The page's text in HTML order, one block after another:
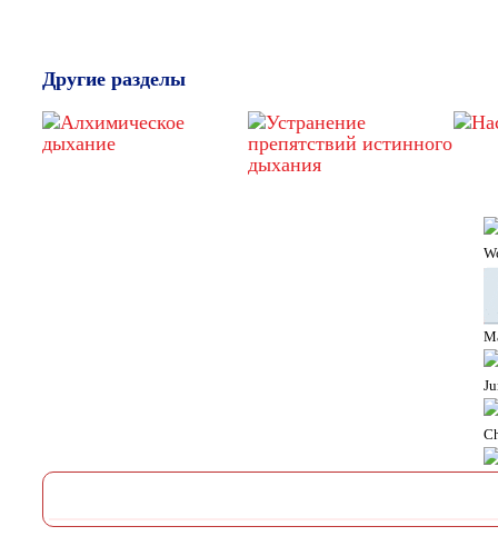
Другие разделы